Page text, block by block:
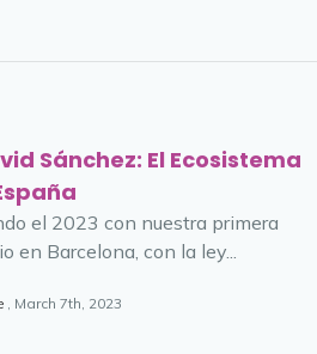
Sánchez: El Ecosistema
el 2023 con nuestra primera
en Barcelona, con la ley...
March 7th, 2023